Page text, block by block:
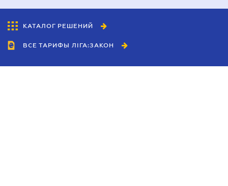
КАТАЛОГ РЕШЕНИЙ
ВСЕ ТАРИФЫ ЛІГА:ЗАКОН